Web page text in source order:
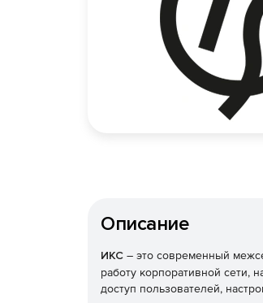
Описание
ИКС – это современный
работу корпоративной сети,
доступ пользователей,